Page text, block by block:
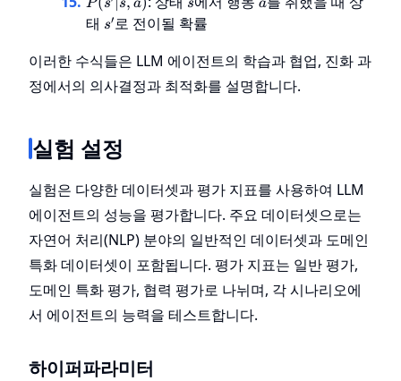
V(s')
\right)
a)
P s s a s a
태 s'
s′로 전이될 확률
이러한 수식들은 LLM 에이전트의 학습과 협업, 진화 과
정에서의 의사결정과 최적화를 설명합니다.
실험 설정
실험은 다양한 데이터셋과 평가 지표를 사용하여 LLM
에이전트의 성능을 평가합니다. 주요 데이터셋으로는
자연어 처리(NLP) 분야의 일반적인 데이터셋과 도메인
특화 데이터셋이 포함됩니다. 평가 지표는 일반 평가,
도메인 특화 평가, 협력 평가로 나뉘며, 각 시나리오에
서 에이전트의 능력을 테스트합니다.
하이퍼파라미터